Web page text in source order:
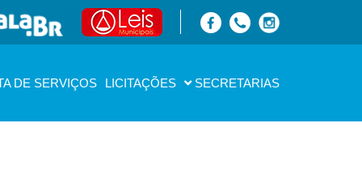
DE SERVIÇOS LICITAÇÕES SECRETARIAS